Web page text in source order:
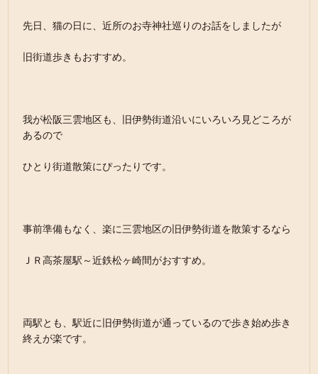
先日、猫の日に、近所のお寺神社巡りのお話をしましたが
旧街道歩きもおすすめ。
我が松阪三雲地区も、旧伊勢街道沿いにいろいろ見どころが
あるので
ひとり街道散策にぴったりです。
事前準備もなく、楽に三雲地区の旧伊勢街道を散策するなら
ＪＲ高茶屋駅～近鉄松ヶ崎間がおすすめ。
両駅とも、駅近に旧伊勢街道が通っているので歩き始め歩き
終えが楽です。